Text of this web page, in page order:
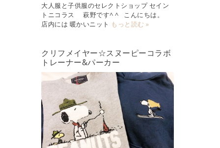
大人服と子供服のセレクトショップ セイン
トニコラス 萩野です^ ^ こんにちは。
店内には 暖かいニット もっと読む »
クリフメイヤー☆スヌーピーコラボ
トレーナー&パーカー